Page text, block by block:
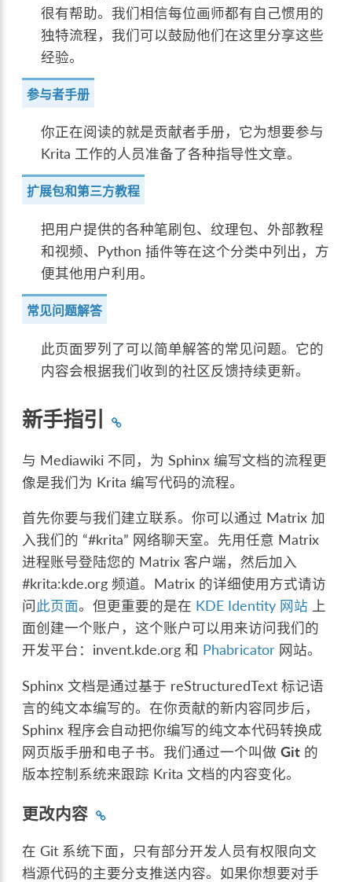
很有帮助。我们相信每位画师都有自己惯用的
独特流程，我们可以鼓励他们在这里分享这些
经验。
参与者手册
你正在阅读的就是贡献者手册，它为想要参与
Krita 工作的人员准备了各种指导性文章。
扩展包和第三方教程
把用户提供的各种笔刷包、纹理包、外部教程
和视频、Python 插件等在这个分类中列出，方
便其他用户利用。
常见问题解答
此页面罗列了可以简单解答的常见问题。它的
内容会根据我们收到的社区反馈持续更新。
新手指引
与 Mediawiki 不同，为 Sphinx 编写文档的流程更
像是我们为 Krita 编写代码的流程。
首先你要与我们建立联系。你可以通过 Matrix 加
入我们的 “#krita” 网络聊天室。先用任意 Matrix
进程账号登陆您的 Matrix 客户端，然后加入
#krita:kde.org 频道。Matrix 的详细使用方式请访
问 此页面。但更重要的是在 KDE Identity 网站 上
面创建一个账户，这个账户可以用来访问我们的
开发平台：invent.kde.org 和 Phabricator 网站。
Sphinx 文档是通过基于 reStructuredText 标记语
言的纯文本编写的。在你贡献的新内容同步后，
Sphinx 程序会自动把你编写的纯文本代码转换成
网页版手册和电子书。我们通过一个叫做Git 的
版本控制系统来跟踪 Krita 文档的内容变化。
更改内容
在 Git 系统下面，只有部分开发人员有权限向文
档源代码的主要分支推送内容。如果你想要对手